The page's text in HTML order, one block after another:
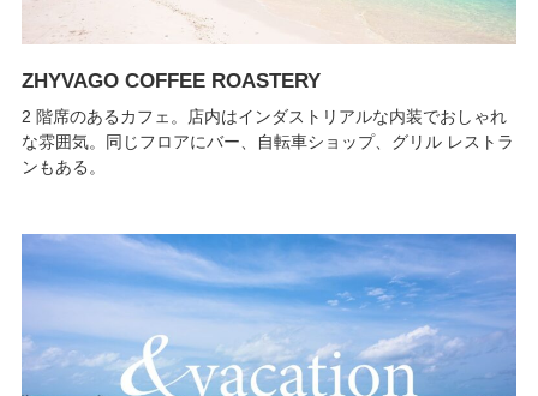
ZHYVAGO COFFEE ROASTERY
2 階席のあるカフェ。店内はインダストリアルな内装でおしゃれ
な雰囲気。同じフロアにバー、自転車ショップ、グリル レストラ
ンもある。